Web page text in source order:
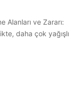
Alanları ve Zararı:
daha çok yağışlı